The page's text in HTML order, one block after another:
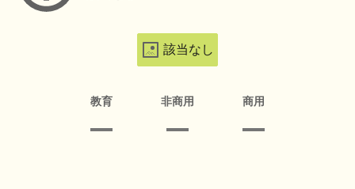
該当なし
教育 非商用 商用